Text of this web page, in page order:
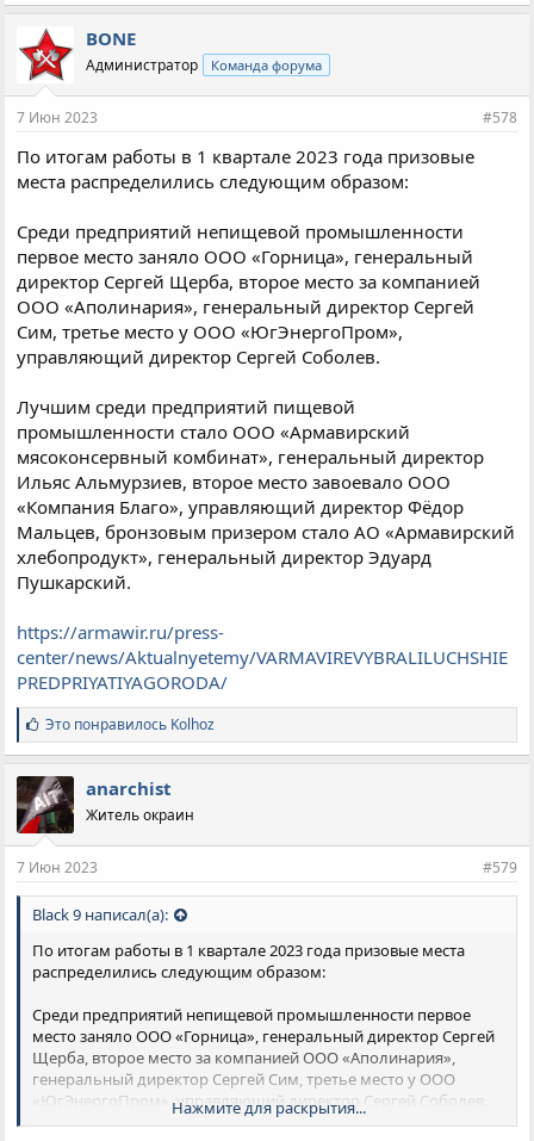
BONE
Администратор Команда форума
7 Июн 2023 #578
По итогам работы в 1 квартале 2023 года призовые
места распределились следующим образом:
Среди предприятий непищевой промышленности
первое место заняло ООО «Горница», генеральный
директор Сергей Щерба, второе место за компанией
ООО «Аполинария», генеральный директор Сергей
Сим, третье место у ООО «ЮгЭнергоПром»,
управляющий директор Сергей Соболев.
Лучшим среди предприятий пищевой
промышленности стало ООО «Армавирский
мясоконсервный комбинат», генеральный директор
Ильяс Альмурзиев, второе место завоевало ООО
«Компания Благо», управляющий директор Фёдор
Мальцев, бронзовым призером стало АО «Армавирский
хлебопродукт», генеральный директор Эдуард
Пушкарский.
https://armawir.ru/press-
center/news/Aktualnyetemy/VARMAVIREVYBRALILUCHSHIE
PREDPRIYATIYAGORODA/
С
и
м
п
а
т
и
:
Это понравилось Kolhoz
anarchist
Житель окраин
7 Июн 2023 #579
Black 9 написал(а):
По итогам работы в 1 квартале 2023 года призовые места
распределились следующим образом:
Среди предприятий непищевой промышленности первое
место заняло ООО «Горница», генеральный директор Сергей
Щерба, второе место за компанией ООО «Аполинария»,
генеральный директор Сергей Сим, третье место у ООО
«ЮгЭнергоПром», управляющий директор Сергей Соболев.
Нажмите для раскрытия...